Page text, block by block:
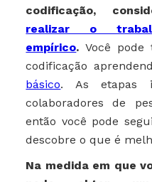
codificação,
realizar o
empírico. Você
codificação
básico. As etapas
colaboradores de
então você pode
descobre o que é
Na medida em que